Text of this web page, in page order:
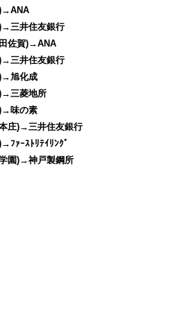
三井住友銀行
佐賀)→ANA
三井住友銀行
旭化成
三菱地所
味の素
庄)→三井住友銀行
ﾌｧｰｽﾄﾘﾃｲﾘﾝｸﾞ
園)→神戸製鋼所